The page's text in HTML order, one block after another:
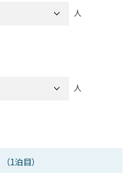
人
人
（1泊目）